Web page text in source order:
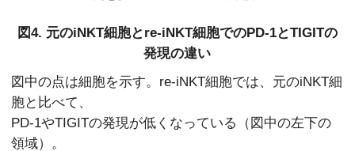
図4. 元のiNKT細胞とre-iNKT細胞でのPD-1とTIGITの
発現の違い
図中の点は細胞を示す。re-iNKT細胞では、元のiNKT細
胞と比べて、
PD-1やTIGITの発現が低くなっている（図中の左下の
領域）。